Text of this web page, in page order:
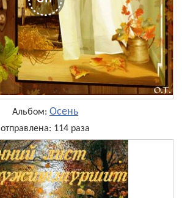
Альбом: Осень
отправлена: 114 раза